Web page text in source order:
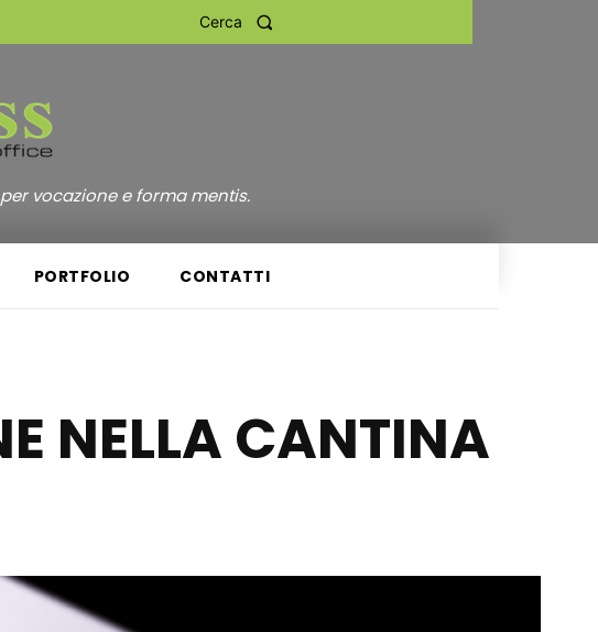
Cerca
vocazione e forma mentis.
PORTFOLIO CONTATTI
NELLA CANTINA